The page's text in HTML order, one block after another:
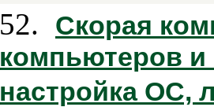
52.
Скорая
компьютеров и
настройка ОС,